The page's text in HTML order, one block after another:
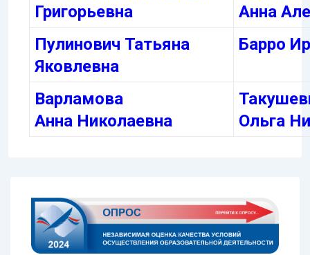
Григорьевна
Анна
Пулинович Татьяна
Яковлевна
Барро
Варламова
Анна Николаевна
Ольга